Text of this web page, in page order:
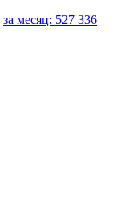
за месяц: 527 336